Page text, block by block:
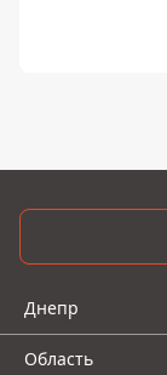
Днепр
Область